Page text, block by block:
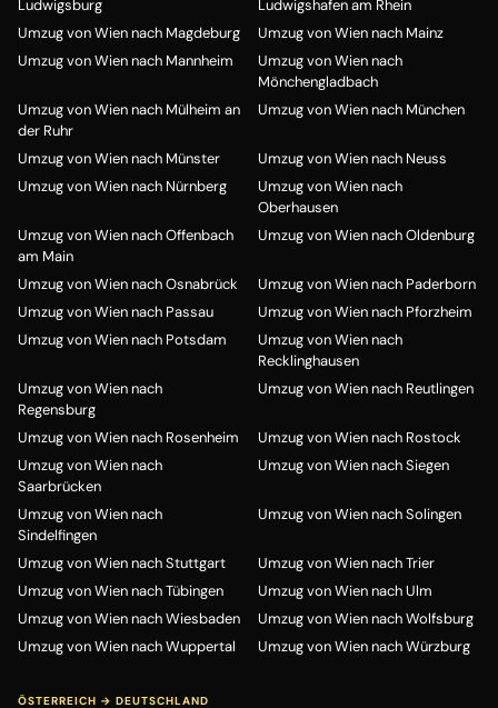
Ludwigsburg
Ludwigshafen am Rhein
Umzug von Wien nach Magdeburg
Umzug von Wien nach Mainz
Umzug von Wien nach Mannheim
Umzug von Wien nach
Mönchengladbach
Umzug von Wien nach Mülheim an
der Ruhr
Umzug von Wien nach München
Umzug von Wien nach Münster
Umzug von Wien nach Neuss
Umzug von Wien nach Nürnberg
Umzug von Wien nach
Oberhausen
Umzug von Wien nach Offenbach
am Main
Umzug von Wien nach Oldenburg
Umzug von Wien nach Osnabrück
Umzug von Wien nach Paderborn
Umzug von Wien nach Passau
Umzug von Wien nach Pforzheim
Umzug von Wien nach Potsdam
Umzug von Wien nach
Recklinghausen
Umzug von Wien nach
Regensburg
Umzug von Wien nach Reutlingen
Umzug von Wien nach Rosenheim
Umzug von Wien nach Rostock
Umzug von Wien nach
Saarbrücken
Umzug von Wien nach Siegen
Umzug von Wien nach
Sindelfingen
Umzug von Wien nach Solingen
Umzug von Wien nach Stuttgart
Umzug von Wien nach Trier
Umzug von Wien nach Tübingen
Umzug von Wien nach Ulm
Umzug von Wien nach Wiesbaden
Umzug von Wien nach Wolfsburg
Umzug von Wien nach Wuppertal
Umzug von Wien nach Würzburg
ÖSTERREICH → DEUTSCHLAND